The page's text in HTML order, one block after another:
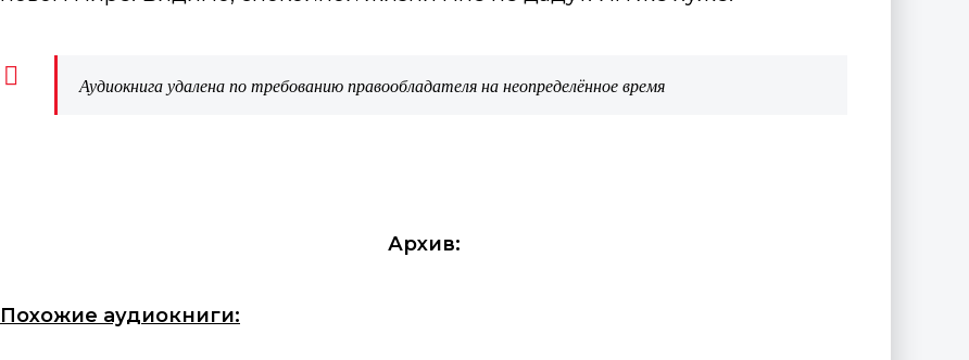
Аудиокнига удалена по требованию правообладателя на неопределённое время
Архив:
Похожие аудиокниги: